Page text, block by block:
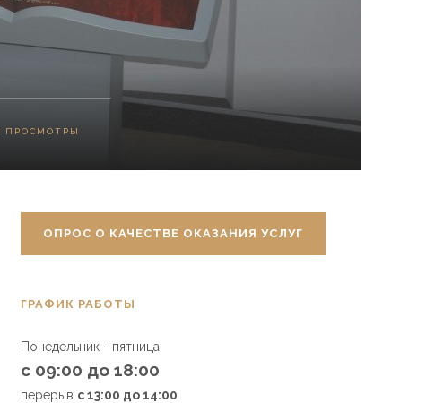
ПРОСМОТРЫ
ОПРОС О КАЧЕСТВЕ ОКАЗАНИЯ УСЛУГ
ГРАФИК РАБОТЫ
Понедельник - пятница
с 09:00 до 18:00
перерыв с 13:00 до 14:00